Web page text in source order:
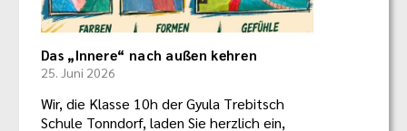
Das „Innere“ nach außen kehren
25. Juni 2026
Wir, die Klasse 10h der Gyula Trebitsch
Schule Tonndorf, laden Sie herzlich ein,